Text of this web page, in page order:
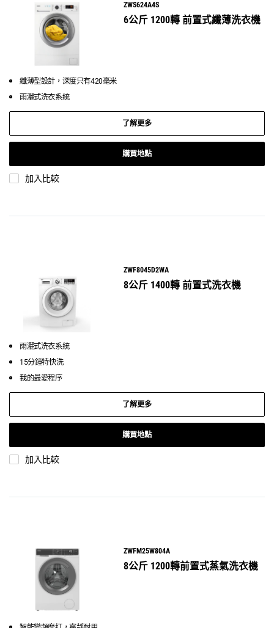
ZWS624A4S
6公斤 1200轉 前置式纖薄洗衣機
纖薄型設計，深度只有420毫米
雨灑式洗衣系統
了解更多
購買地點
加入比較
ZWF8045D2WA
8公斤 1400轉 前置式洗衣機
雨灑式洗衣系統
15分鐘特快洗
我的最愛程序
了解更多
購買地點
加入比較
ZWFM25W804A
8公斤 1200轉前置式蒸氣洗衣機